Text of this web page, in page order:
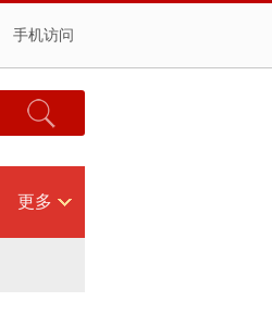
手机访问
更多